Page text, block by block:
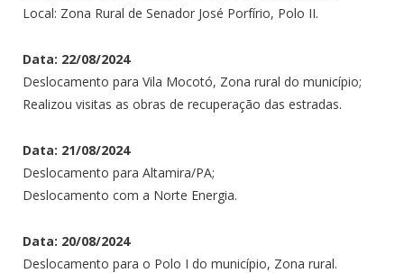
Local: Zona Rural de Senador José Porfírio, Polo II.
Data: 22/08/2024
Deslocamento para Vila Mocotó, Zona rural do município;
Realizou visitas as obras de recuperação das estradas.
Data: 21/08/2024
Deslocamento para Altamira/PA;
Deslocamento com a Norte Energia.
Data: 20/08/2024
Deslocamento para o Polo I do município, Zona rural.